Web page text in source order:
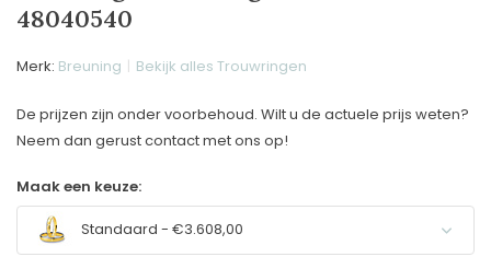
48040540
Merk: Breuning Bekijk alles Trouwringen
De prijzen zijn onder voorbehoud. Wilt u de actuele prijs weten?
Neem dan gerust contact met ons op!
Maak een keuze:
Standaard - €3.608,00